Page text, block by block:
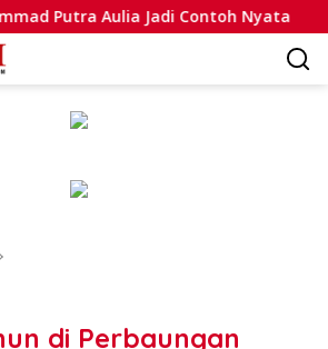
Aulia Jadi Contoh Nyata
di Perbaungan